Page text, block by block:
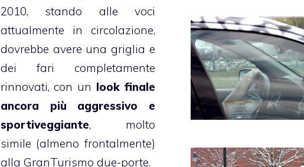
2010, stando alle voci
attualmente in circolazione,
dovrebbe avere una griglia e
dei fari completamente
rinnovati, con un look finale
ancora più aggressivo e
sportiveggiante, molto
simile (almeno frontalmente)
alla GranTurismo due-porte.